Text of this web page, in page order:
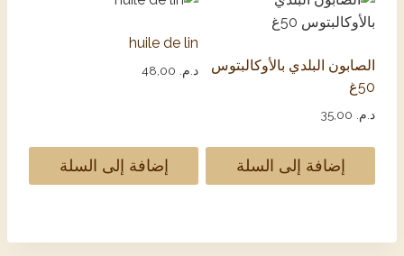
الصابون البلدي بالأوكالبتوس
50غ
د.م.
إضافة إلى السلة
huile de lin
د.م.
إضافة إلى السلة